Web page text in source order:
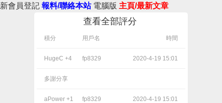
新會員登記 報料/聯絡本站 電腦版 主頁/最新文章
查看全部評分
積分 用戶名 時間
HugeC +4 fp8329 2020-4-19 15:01
多謝分享
aPower +1 fp8329 2020-4-19 15:01